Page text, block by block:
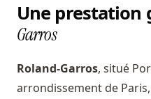
Une prestation
Garros
Roland-Garros, situé
arrondissement de